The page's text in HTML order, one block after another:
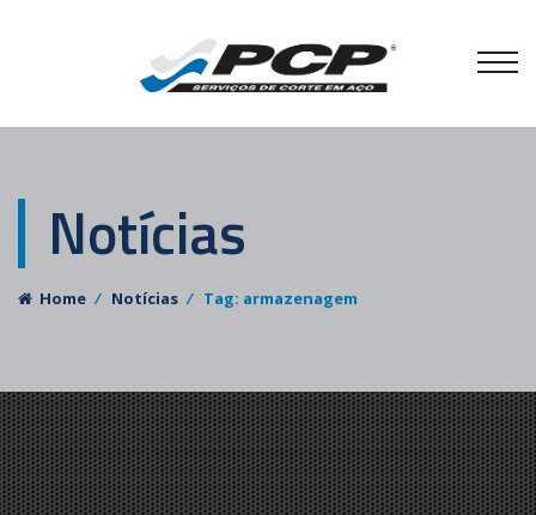
Notícias
Home ⁄ Notícias ⁄ Tag: armazenagem